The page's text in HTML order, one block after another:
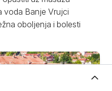
voda Banje Vrujci
oboljenja i bolesti